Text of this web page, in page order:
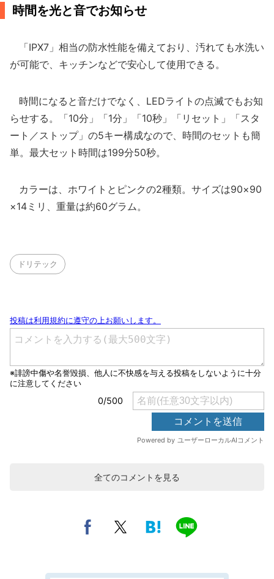
時間を光と音でお知らせ
「IPX7」相当の防水性能を備えており、汚れても水洗い
が可能で、キッチンなどで安心して使用できる。
時間になると音だけでなく、LEDライトの点滅でもお知
らせする。「10分」「1分」「10秒」「リセット」「スタ
ート／ストップ」の5キー構成なので、時間のセットも簡
単。最大セット時間は199分50秒。
カラーは、ホワイトとピンクの2種類。サイズは90×90
×14ミリ、重量は約60グラム。
ドリテック
全てのコメントを見る